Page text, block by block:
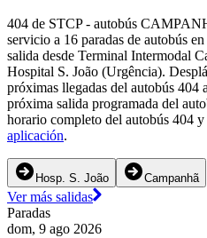
404 de STCP - autobús
servicio a 16 paradas de autobús
salida desde Terminal Intermodal
Hospital S. João (Urgência).
próximas llegadas del autobús 404
próxima salida programada del
horario completo del autobús 404 y
aplicación.
Hosp. S. João Campanhã
Ver más salidas
Paradas
dom, 9 ago 2026